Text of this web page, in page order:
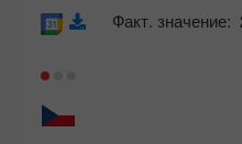
Факт. значение: